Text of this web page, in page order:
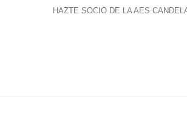
HAZTE SOCIO DE LA AES